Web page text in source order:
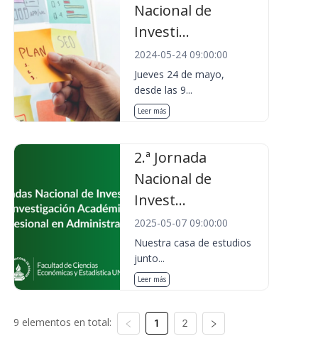
Nacional de
Investi...
2024-05-24 09:00:00
Jueves 24 de mayo,
desde las 9...
Leer más
2.ª Jornada
Nacional de
Invest...
2025-05-07 09:00:00
Nuestra casa de estudios
junto...
Leer más
9 elementos en total: 1 2